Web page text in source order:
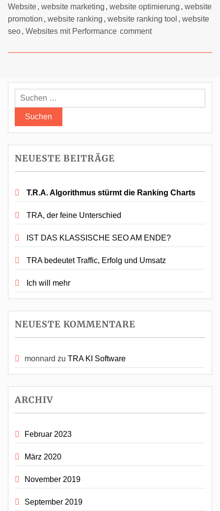
Website, website marketing , website optimierung , website
promotion , website ranking , website ranking tool , website
seo, Websites mit Performance comment
Suchen
nach:
NEUESTE BEITRÄGE
T.R.A. Algorithmus stürmt die Ranking Charts
TRA, der feine Unterschied
IST DAS KLASSISCHE SEO AM ENDE?
TRA bedeutet Traffic, Erfolg und Umsatz
Ich will mehr
NEUESTE KOMMENTARE
monnard zu TRA KI Software
ARCHIV
Februar 2023
März 2020
November 2019
September 2019